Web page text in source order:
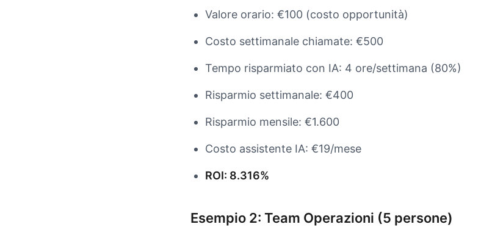
Valore orario: €100 (costo opportunità)
Costo settimanale chiamate: €500
Tempo risparmiato con IA: 4 ore/settimana (80%)
Risparmio settimanale: €400
Risparmio mensile: €1.600
Costo assistente IA: €19/mese
ROI: 8.316%
Esempio 2: Team Operazioni (5 persone)